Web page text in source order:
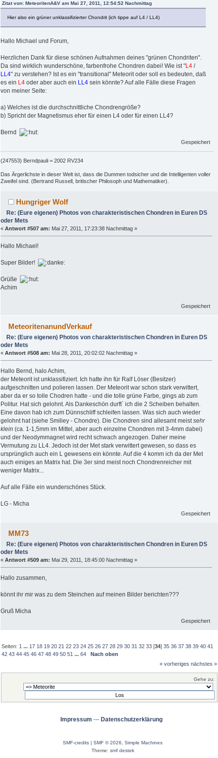
Zitat von: MeteoritenA&V am Mai 27, 2011, 12:54:52 Nachmittag
Hier also ein grüner unklassifizierter Chondrit (ich tippe auf L4 / LL4)
Hallo Michael und Forum,
Herzlichen Dank für diese schönen Aufnahmen deines "grünen Chondriten".
Da sind wirklich wunderschöne, farbenfrohe Chondren dabei! Wie ist "L4 /
LL4" zu verstehen? Ist es ein "transitional" Meteorit oder soll es bedeuten, daß
es ein L4 oder aber auch ein LL4 sein könnte? Auf alle Fälle diese Fragen
von meiner Seite:
a) Welches ist die durchschnittliche Chondrengröße?
b) Spricht der Magnetismus eher für einen L4 oder für einen LL4?
Bernd
Gespeichert
(247553) Berndpauli = 2002 RV234
Das Ärgerlichste in dieser Welt ist, dass die Dummen todsicher und die Intelligenten voller
Zweifel sind. (Bertrand Russell, britischer Philosoph und Mathematiker).
Hungriger Wolf
Re: (Eure eigenen) Photos von charakteristischen Chondren in Euren DS
oder Mets
« Antwort #507 am: Mai 27, 2011, 17:23:38 Nachmittag »
Hallo Michael!
Super Bilder!
Grüße
Achim
Gespeichert
MeteoritenanundVerkauf
Re: (Eure eigenen) Photos von charakteristischen Chondren in Euren DS
oder Mets
« Antwort #508 am: Mai 28, 2011, 20:02:02 Nachmittag »
Hallo Bernd, halo Achim,
der Meteorit ist unklassifiziert. Ich hatte ihn für Ralf Löser (Besitzer)
aufgeschnitten und polieren lassen. Der Meteorit war schon stark verwittert,
aber da er so tolle Chodren hatte - und die tolle grüne Farbe, gings ab zum
Politur. Hat sich gelohnt. Als Dankeschön durft´ ich die 2 Scheiben behalten.
Eine davon hab ich zum Dünnschliff schleifen lassen. Was sich auch wieder
gelohnt hat (siehe Smiliey - Chondre). Die Chondren sind allesamt meist sehr
klein (ca. 1-1,5mm im Mittel, aber auch einzelne Chondren mit 3-4mm dabei)
und der Neodymmagnet wird recht schwach angezogen. Daher meine
Vermutung zu LL4. Jedoch ist der Met stark verwittert gewesen, so dass es
ursprünglich auch ein L gewesens ein könnte. Auf die 4 komm ich da der Met
auch einiges an Matrix hat. Die 3er sind meist noch Chondrenreicher mit
weniger Matrix...
Auf alle Fälle ein wunderschönes Stück.
LG - Micha
Gespeichert
MM73
Re: (Eure eigenen) Photos von charakteristischen Chondren in Euren DS
oder Mets
« Antwort #509 am: Mai 29, 2011, 18:45:00 Nachmittag »
Hallo zusammen,
könnt ihr mir was zu dem Steinchen auf meinen Bilder berichten???
Gruß Micha
Gespeichert
Seiten: 1 ... 17 18 19 20 21 22 23 24 25 26 27 28 29 30 31 32 33 [34]35 36 37 38 39 40 41
42 43 44 45 46 47 48 49 50 51 ...64
Nach oben
« vorheriges nächstes »
Gehe zu:
Impressum --- Datenschutzerklärung
SMF-credits SMF © 2026, Simple Machines
Theme: smf destek